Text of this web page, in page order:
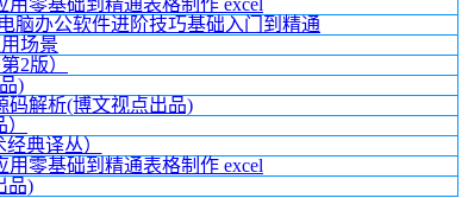
用零基础到精通表格制作 excel
脑办公软件进阶技巧基础入门到精通
场景
2版）
)
码解析(博文视点出品)
典译丛）
用零基础到精通表格制作 excel
品)